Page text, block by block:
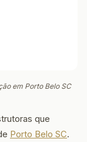
em Porto Belo SC
que
Porto Belo SC.